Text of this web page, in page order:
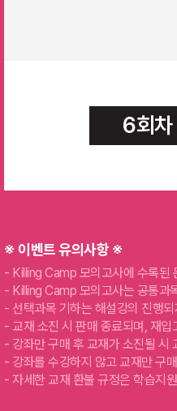
6회차
※ 이벤트 유의사항 ※
Killing Camp 모의고사에 수록된
Killing Camp 모의고사는 공통과
선택과목 기하는 해설강의 진행
교재 소진 시 판매 종료되며, 재입
강좌만 구매 후 교재가 소진될 시
강좌를 수강하지 않고 교재만 구
자세한 교재 환불 규정은 학습지